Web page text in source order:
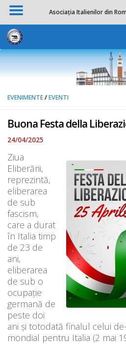
Skip to content
EVENIMENTE/EVENTI
Buona Festa della
24/04/2025
Ziua
Eliberării,
reprezintă,
eliberarea
de sub
fascism,
care a durat
în Italia timp
de 23 de
ani,
eliberarea
de sub o
ocupație
germană de
peste doi
ani și totodată finalul celui
mondial pentru Italia (2 mai
Asociația Italienilor din